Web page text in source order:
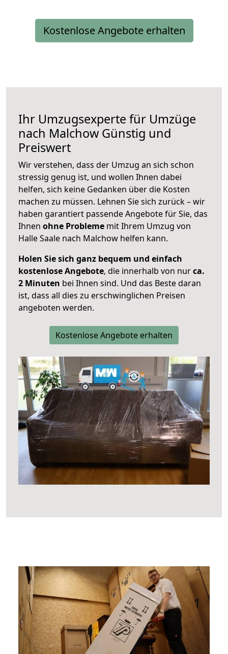
Kostenlose Angebote erhalten
Ihr Umzugsexperte für Umzüge
nach Malchow Günstig und
Preiswert
Wir verstehen, dass der Umzug an sich schon
stressig genug ist, und wollen Ihnen dabei
helfen, sich keine Gedanken über die Kosten
machen zu müssen. Lehnen Sie sich zurück – wir
haben garantiert passende Angebote für Sie, das
Ihnen ohne Probleme mit Ihrem Umzug von
Halle Saale nach Malchow helfen kann.
Holen Sie sich ganz bequem und einfach
kostenlose Angebote, die innerhalb von nurca.
2 Minuten bei Ihnen sind. Und das Beste daran
ist, dass all dies zu erschwinglichen Preisen
angeboten werden.
Kostenlose Angebote erhalten